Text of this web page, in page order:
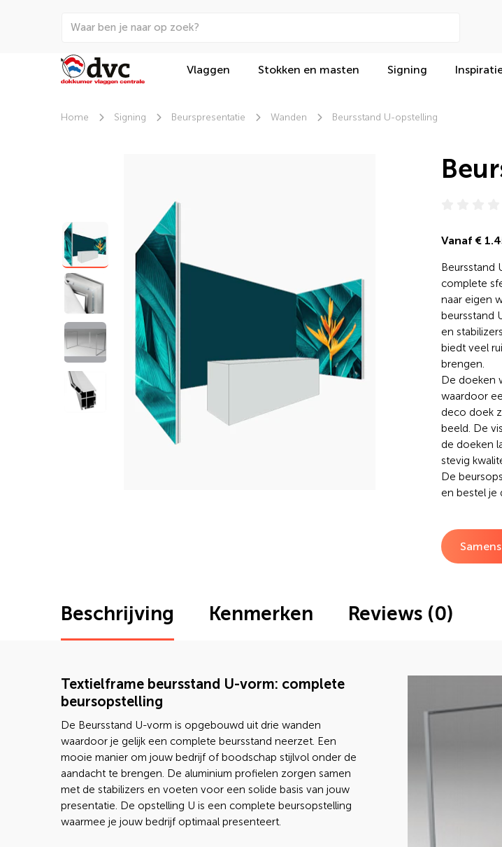
Vlaggen Stokken en masten Signing
Home Signing Beurspresentatie Wanden Beursstand U-opstelling
Vanaf €
Beursstand
complete
naar eigen
beursstand
en
biedt veel
brengen.
De doeken
waardoor
deco doek
beeld. De
de doeken
stevig
De
en bestel je
aan
Beschrijving
Textielframe beursstand U-vorm: complete
beursopstelling
De Beursstand U-vorm is opgebouwd uit drie wanden
waardoor je gelijk een complete beursstand neerzet. Een
mooie manier om jouw bedrijf of boodschap stijlvol onder de
aandacht te brengen. De aluminium profielen zorgen samen
met de stabilizers en voeten voor een solide basis van jouw
presentatie. De opstelling U is een complete beursopstelling
waarmee je jouw bedrijf optimaal presenteert.
Kenmerken Reviews (0)